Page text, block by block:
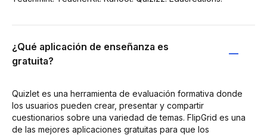
¿Qué aplicación de enseñanza es
gratuita?
Quizlet es una herramienta de evaluación formativa donde
los usuarios pueden crear, presentar y compartir
cuestionarios sobre una variedad de temas. FlipGrid es una
de las mejores aplicaciones gratuitas para que los